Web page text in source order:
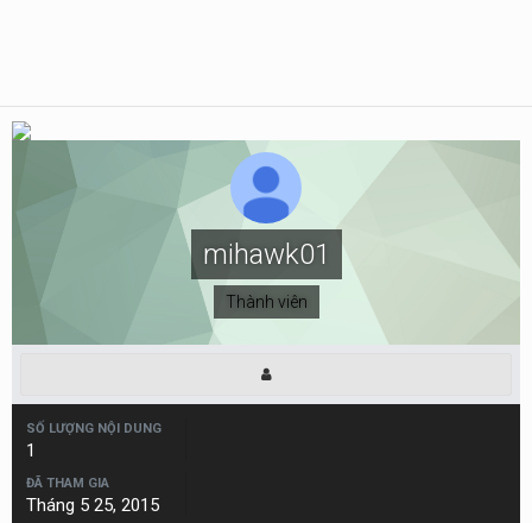
mihawk01
Thành viên
SỐ LƯỢNG NỘI DUNG
1
ĐÃ THAM GIA
Tháng 5 25, 2015